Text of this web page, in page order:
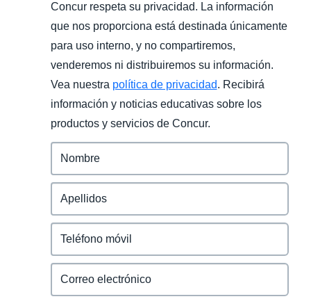
Concur respeta su privacidad. La información
que nos proporciona está destinada únicamente
para uso interno, y no compartiremos,
venderemos ni distribuiremos su información.
Vea nuestra política de privacidad. Recibirá
información y noticias educativas sobre los
productos y servicios de Concur.